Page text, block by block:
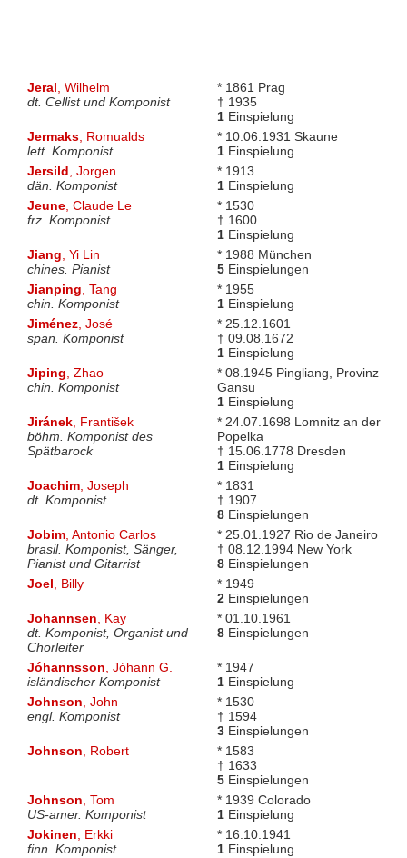
Jeral, Wilhelm
dt. Cellist und Komponist
* 1861 Prag
† 1935
1Einspielung
Jermaks, Romualds
lett. Komponist
* 10.06.1931 Skaune
1Einspielung
Jersild, Jorgen
dän. Komponist
* 1913
1Einspielung
Jeune, Claude Le
frz. Komponist
* 1530
† 1600
1Einspielung
Jiang, Yi Lin
chines. Pianist
* 1988 München
5Einspielungen
Jianping, Tang
chin. Komponist
* 1955
1Einspielung
Jiménez, José
span. Komponist
* 25.12.1601
† 09.08.1672
1Einspielung
Jiping, Zhao
chin. Komponist
* 08.1945 Pingliang, Provinz
Gansu
1Einspielung
Jiránek, František
böhm. Komponist des
Spätbarock
* 24.07.1698 Lomnitz an der
Popelka
† 15.06.1778 Dresden
1Einspielung
Joachim, Joseph
dt. Komponist
* 1831
† 1907
8Einspielungen
Jobim, Antonio Carlos
brasil. Komponist, Sänger,
Pianist und Gitarrist
* 25.01.1927 Rio de Janeiro
† 08.12.1994 New York
8Einspielungen
Joel, Billy
* 1949
2Einspielungen
Johannsen, Kay
dt. Komponist, Organist und
Chorleiter
* 01.10.1961
8Einspielungen
Jóhannsson, Jóhann G.
isländischer Komponist
* 1947
1Einspielung
Johnson, John
engl. Komponist
* 1530
† 1594
3Einspielungen
Johnson, Robert
* 1583
† 1633
5Einspielungen
Johnson, Tom
US-amer. Komponist
* 1939 Colorado
1Einspielung
Jokinen, Erkki
finn. Komponist
* 16.10.1941
1Einspielung